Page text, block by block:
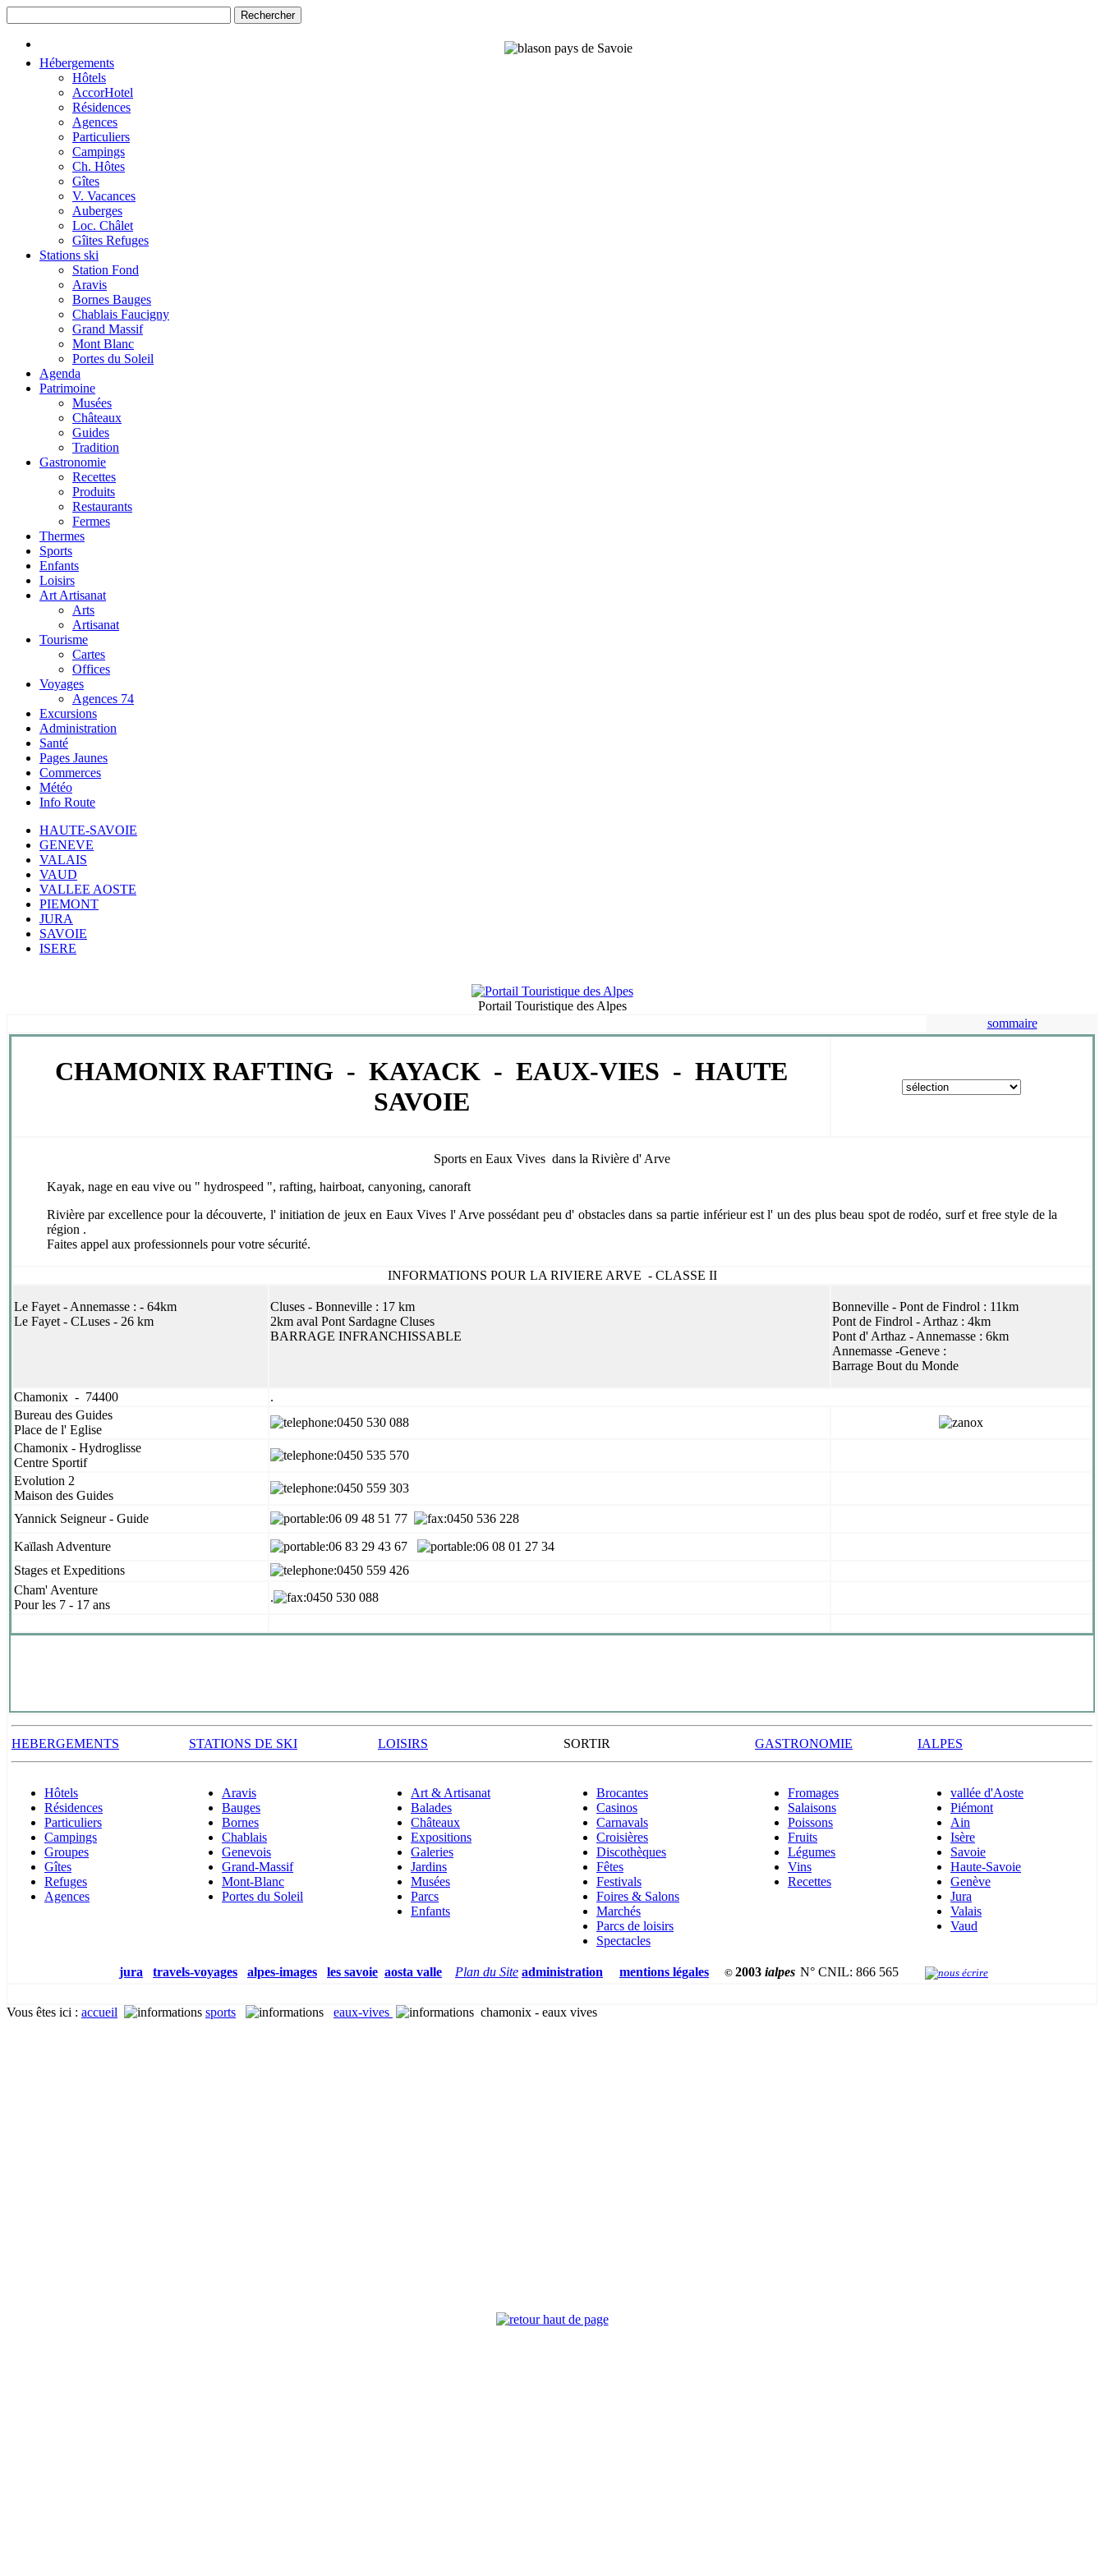
Hébergements
Hôtels
AccorHotel
Résidences
Agences
Particuliers
Campings
Ch. Hôtes
Gîtes
V. Vacances
Auberges
Loc. Châlet
Gîites Refuges
Stations ski
Station Fond
Aravis
Bornes Bauges
Chablais Faucigny
Grand Massif
Mont Blanc
Portes du Soleil
Agenda
Patrimoine
Musées
Châteaux
Guides
Tradition
Gastronomie
Recettes
Produits
Restaurants
Fermes
Thermes
Sports
Enfants
Loisirs
Art Artisanat
Arts
Artisanat
Tourisme
Cartes
Offices
Voyages
Agences 74
Excursions
Administration
Santé
Pages Jaunes
Commerces
Météo
Info Route
HAUTE-SAVOIE
GENEVE
VALAIS
VAUD
VALLEE AOSTE
PIEMONT
JURA
SAVOIE
ISERE
Portail Touristique des Alpes
sommaire
CHAMONIX RAFTING - KAYACK - EAUX-VIES - HAUTE
SAVOIE
Sports en Eaux Vives dans la Rivière d' Arve
Kayak, nage en eau vive ou " hydrospeed ", rafting, hairboat, canyoning, canoraft
Rivière par excellence pour la découverte, l' initiation de jeux en Eaux Vives l' Arve possédant peu d' obstacles dans sa partie inférieur est l' un des plus beau spot de rodéo, surf et free style de la
région .
Faites appel aux professionnels pour votre sécurité.
INFORMATIONS POUR LA RIVIERE ARVE - CLASSE II
Le Fayet - Annemasse : - 64km
Le Fayet - CLuses - 26 km
Cluses - Bonneville : 17 km
2km aval Pont Sardagne Cluses
BARRAGE INFRANCHISSABLE
Bonneville - Pont de Findrol : 11km
Pont de Findrol - Arthaz : 4km
Pont d' Arthaz - Annemasse : 6km
Annemasse -Geneve :
Barrage Bout du Monde
Chamonix - 74400
.
Bureau des Guides
Place de l' Eglise
:0450 530 088
Chamonix - Hydroglisse
Centre Sportif
:0450 535 570
Evolution 2
Maison des Guides
:0450 559 303
Yannick Seigneur - Guide :06 09 48 51 77
:0450 536 228
Kaïlash Adventure
:06 83 29 43 67
:06 08 01 27 34
Stages et Expeditions
:0450 559 426
Cham' Aventure
Pour les 7 - 17 ans
. :0450 530 088
HEBERGEMENTS STATIONS DE SKI LOISIRS SORTIR GASTRONOMIE IALPES
Hôtels
Résidences
Particuliers
Campings
Groupes
Gîtes
Refuges
Agences
Aravis
Bauges
Bornes
Chablais
Genevois
Grand-Massif
Mont-Blanc
Portes du Soleil
Art & Artisanat
Balades
Châteaux
Expositions
Galeries
Jardins
Musées
Parcs
Enfants
Brocantes
Casinos
Carnavals
Croisières
Discothèques
Fêtes
Festivals
Foires & Salons
Marchés
Parcs de loisirs
Spectacles
Fromages
Salaisons
Poissons
Fruits
Légumes
Vins
Recettes
vallée d'Aoste
Piémont
Ain
Isère
Savoie
Haute-Savoie
Genève
Jura
Valais
Vaud
jura travels-voyages alpes-images les savoie aosta valle Plan du Site administration mentions légales © 2003 ialpes N° CNIL: 866 565
Vous êtes ici : accueil sports eaux-vives chamonix - eaux vives